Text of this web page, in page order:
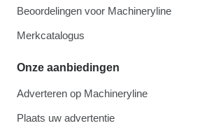
Beoordelingen voor Machineryline
Merkcatalogus
Onze aanbiedingen
Adverteren op Machineryline
Plaats uw advertentie